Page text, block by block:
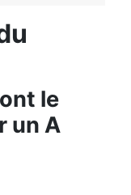
le
un A